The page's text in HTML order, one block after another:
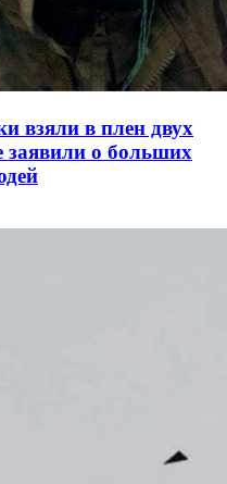
взяли в плен двух
о больших